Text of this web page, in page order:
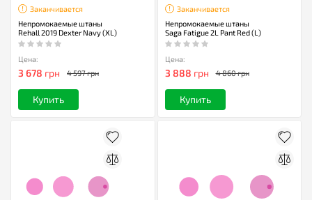
Заканчивается
Непромокаемые штаны
Rehall 2019 Dexter Navy (XL)
Цена:
3 678 грн 4 597 грн
Купить
Заканчивается
Непромокаемые штаны
Saga Fatigue 2L Pant Red (L)
Цена:
3 888 грн 4 860 грн
Купить